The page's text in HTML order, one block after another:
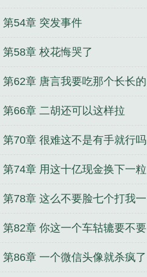
了
第54章 突发事件
第58章 校花悔哭了
第62章 唐言我要吃那个长长的
螺旋面条
第66章 二胡还可以这样拉
第70章 很难这不是有手就行吗
第74章 用这十亿现金换下一粒
尘埃
第78章 这么不要脸七个打我一
个是吧
第82章 你这一个车轱辘要不要
3万块啊
第86章 一个微信头像就杀疯了